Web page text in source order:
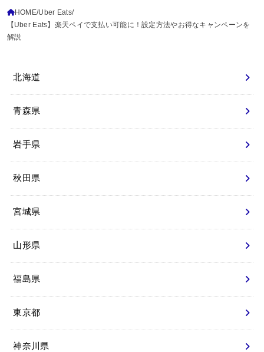
HOME Uber Eats
【Uber Eats】楽天ペイで支払い可能に！設定方法やお得なキャンペーンを
解説
北海道
青森県
岩手県
秋田県
宮城県
山形県
福島県
東京都
神奈川県